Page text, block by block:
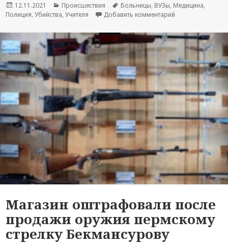
Опубликовано
12.11.2021 Рубрики
Происшествия Метки
Больницы, ВУЗы, Медицина,
Полиция,Убийства,Учителя Добавить комментарий
Магазин оштрафовали после
продажи оружия пермскому
стрелку Бекмансурову